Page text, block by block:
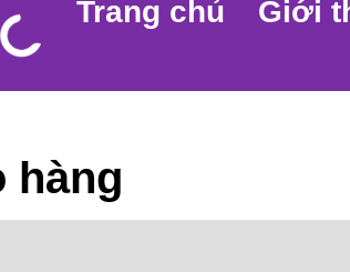
Trang chủ Giới
hàng